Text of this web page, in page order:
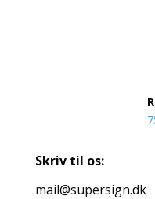
Skriv til os:
mail@supersign.dk